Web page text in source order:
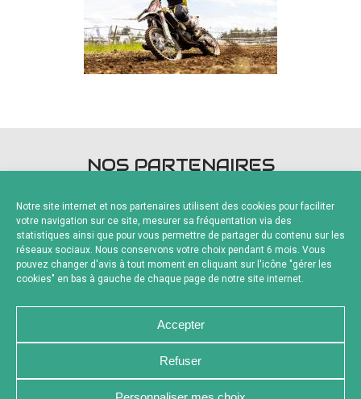
Notre site internet et nos partenaires utilisent des cookies pour faciliter
votre navigation sur ce site, mesurer sa fréquentation via des
statistiques ainsi que pour vous permettre de partager du contenu sur les
réseaux sociaux. Nous conservons votre choix pendant 6 mois. Vous
pouvez changer d'avis à tout moment en cliquant sur l'icône "gérer les
cookies" en bas à gauche de chaque page de notre site internet.
Accepter
Refuser
NOS PARTENAIRES
Fournisseurs Officiels